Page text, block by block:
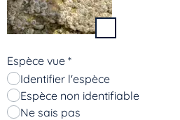
Espèce vue *
Identifier l'espèce
Espèce non identifiable
Ne sais pas